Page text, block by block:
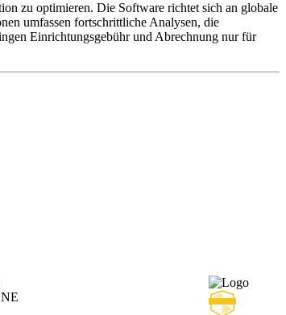
zu optimieren. Die Software richtet sich an globale
umfassen fortschrittliche Analysen, die
Einrichtungsgebühr und Abrechnung nur für